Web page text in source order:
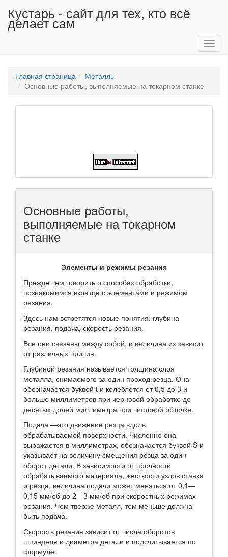
Кустарь - сайт для тех, кто всё
делает сам
Главная страница
Металлы
Основные работы, выполняемые на токарном станке
Основные работы,
выполняемые на токарном
станке
Элементы и режимы резания
Прежде чем говорить о способах обработки,
познакомимся вкратце с элементами и режимом
резания.
Здесь нам встретятся новые понятия: глубина
резания, подача, скорость резания.
Все они связаны между собой, и величина их зависит
от различных причин.
Глубиной резания называется толщина слоя
металла, снимаемого за один проход резца. Она
обозначается буквой t и колеблется от 0,5 до 3 и
больше миллиметров при черновой обработке до
десятых долей миллиметра при чистовой обточке.
Подача —это движение резца вдоль
обрабатываемой поверхности. Численно она
выражается в миллиметрах, обозначается буквой S и
указывает на величину смещения резца за один
оборот детали. В зависимости от прочности
обрабатываемого материала, жесткости узлов станка
и резца, величина подачи может меняться от 0,1—
0,15 мм/об до 2—3 мм/об при скоростных режимах
резания. Чем тверже металл, тем меньше должна
быть подача.
Скорость резания зависит от числа оборотов
шпинделя и диаметра детали и подсчитывается по
формуле.